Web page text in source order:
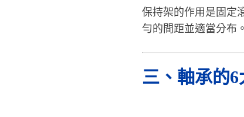
保持架的作用是固定
勻的間距並適當分布。
三、軸承的